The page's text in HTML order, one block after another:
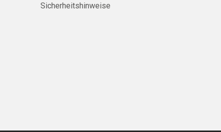
Sicherheitshinweise